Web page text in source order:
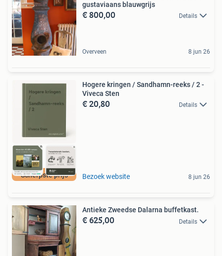
gustaviaans blauwgrijs
€ 800,00 Details
Overveen 8 jun 26
Scherpste prijs
Hogere kringen / Sandhamn-reeks / 2 -
Viveca Sten
€ 20,80 Details
Bezoek website 8 jun 26
Antieke Zweedse Dalarna buffetkast.
€ 625,00 Details